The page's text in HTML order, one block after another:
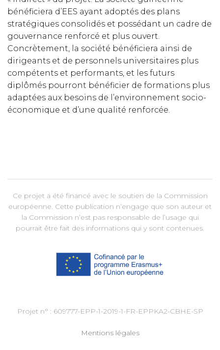
bénéficiera d’EES ayant adoptés des plans
stratégiques consolidés et possédant un cadre de
gouvernance renforcé et plus ouvert.
Concrètement, la société bénéficiera ainsi de
dirigeants et de personnels universitaires plus
compétents et performants, et les futurs
diplômés pourront bénéficier de formations plus
adaptées aux besoins de l’environnement socio-
économique et d’une qualité renforcée.
Ce projet a été financé avec le soutien de la Commission
européenne. Cette publication n’engage que son auteur et
la Commission n’est pas responsable de l’usage qui
pourrait être fait des informations qui y sont contenues.
Projet n° : 609777-EPP-1-2019-1-FR-EPPKA2-CBHE-SP
Mentions légales